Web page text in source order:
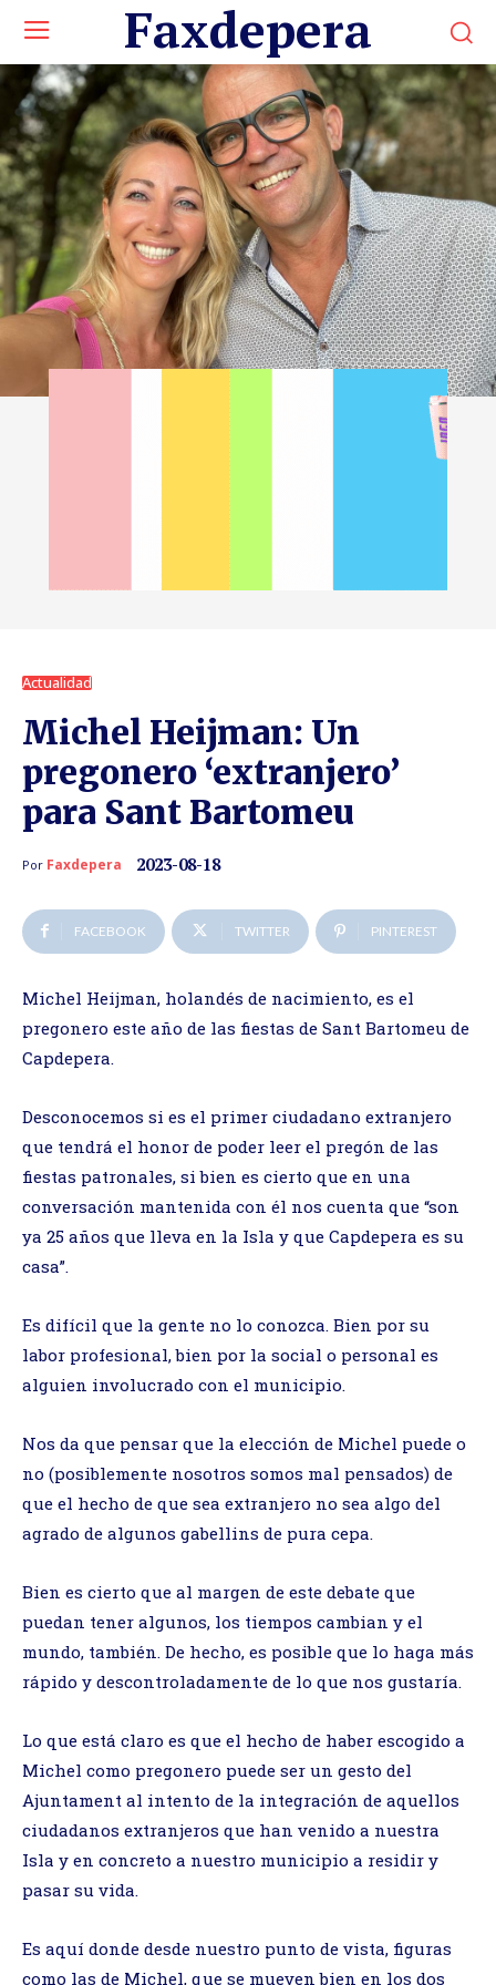
Faxdepera
Actualidad
Michel Heijman: Un
pregonero ‘extranjero’
para Sant Bartomeu
Por Faxdepera 2023-08-18
FACEBOOK TWITTER PINTEREST
Michel Heijman, holandés de nacimiento, es el
pregonero este año de las fiestas de Sant Bartomeu de
Capdepera.
Desconocemos si es el primer ciudadano extranjero
que tendrá el honor de poder leer el pregón de las
fiestas patronales, si bien es cierto que en una
conversación mantenida con él nos cuenta que “son
ya 25 años que lleva en la Isla y que Capdepera es su
casa”.
Es difícil que la gente no lo conozca. Bien por su
labor profesional, bien por la social o personal es
alguien involucrado con el municipio.
Nos da que pensar que la elección de Michel puede o
no (posiblemente nosotros somos mal pensados) de
que el hecho de que sea extranjero no sea algo del
agrado de algunos gabellins de pura cepa.
Bien es cierto que al margen de este debate que
puedan tener algunos, los tiempos cambian y el
mundo, también. De hecho, es posible que lo haga más
rápido y descontroladamente de lo que nos gustaría.
Lo que está claro es que el hecho de haber escogido a
Michel como pregonero puede ser un gesto del
Ajuntament al intento de la integración de aquellos
ciudadanos extranjeros que han venido a nuestra
Isla y en concreto a nuestro municipio a residir y
pasar su vida.
Es aquí donde desde nuestro punto de vista, figuras
como las de Michel, que se mueven bien en los dos